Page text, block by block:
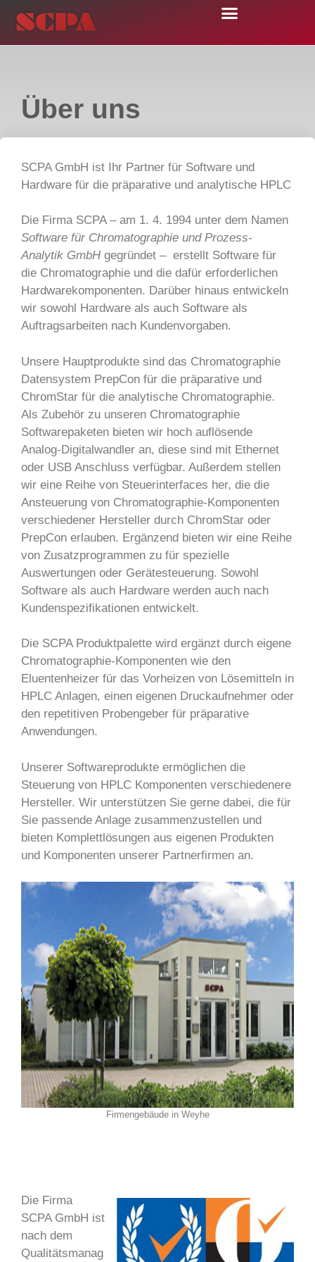
Über uns
SCPA GmbH ist Ihr Partner für Software und
Hardware für die präparative und analytische HPLC
Die Firma SCPA – am 1. 4. 1994 unter dem Namen
Software für Chromatographie und Prozess-
Analytik GmbHgegründet – erstellt Software für
die Chromatographie und die dafür erforderlichen
Hardwarekomponenten. Darüber hinaus entwickeln
wir sowohl Hardware als auch Software als
Auftragsarbeiten nach Kundenvorgaben.
Unsere Hauptprodukte sind das Chromatographie
Datensystem PrepCon für die präparative und
ChromStar für die analytische Chromatographie.
Als Zubehör zu unseren Chromatographie
Softwarepaketen bieten wir hoch auflösende
Analog-Digitalwandler an, diese sind mit Ethernet
oder USB Anschluss verfügbar. Außerdem stellen
wir eine Reihe von Steuerinterfaces her, die die
Ansteuerung von Chromatographie-Komponenten
verschiedener Hersteller durch ChromStar oder
PrepCon erlauben. Ergänzend bieten wir eine Reihe
von Zusatzprogrammen zu für spezielle
Auswertungen oder Gerätesteuerung. Sowohl
Software als auch Hardware werden auch nach
Kundenspezifikationen entwickelt.
Die SCPA Produktpalette wird ergänzt durch eigene
Chromatographie-Komponenten wie den
Eluentenheizer für das Vorheizen von Lösemitteln in
HPLC Anlagen, einen eigenen Druckaufnehmer oder
den repetitiven Probengeber für präparative
Anwendungen.
Unserer Softwareprodukte ermöglichen die
Steuerung von HPLC Komponenten verschiedenere
Hersteller. Wir unterstützen Sie gerne dabei, die für
Sie passende Anlage zusammenzustellen und
bieten Komplettlösungen aus eigenen Produkten
und Komponenten unserer Partnerfirmen an.
Firmengebäude in Weyhe
Die Firma
SCPA GmbH ist
nach dem
Qualitätsmanag